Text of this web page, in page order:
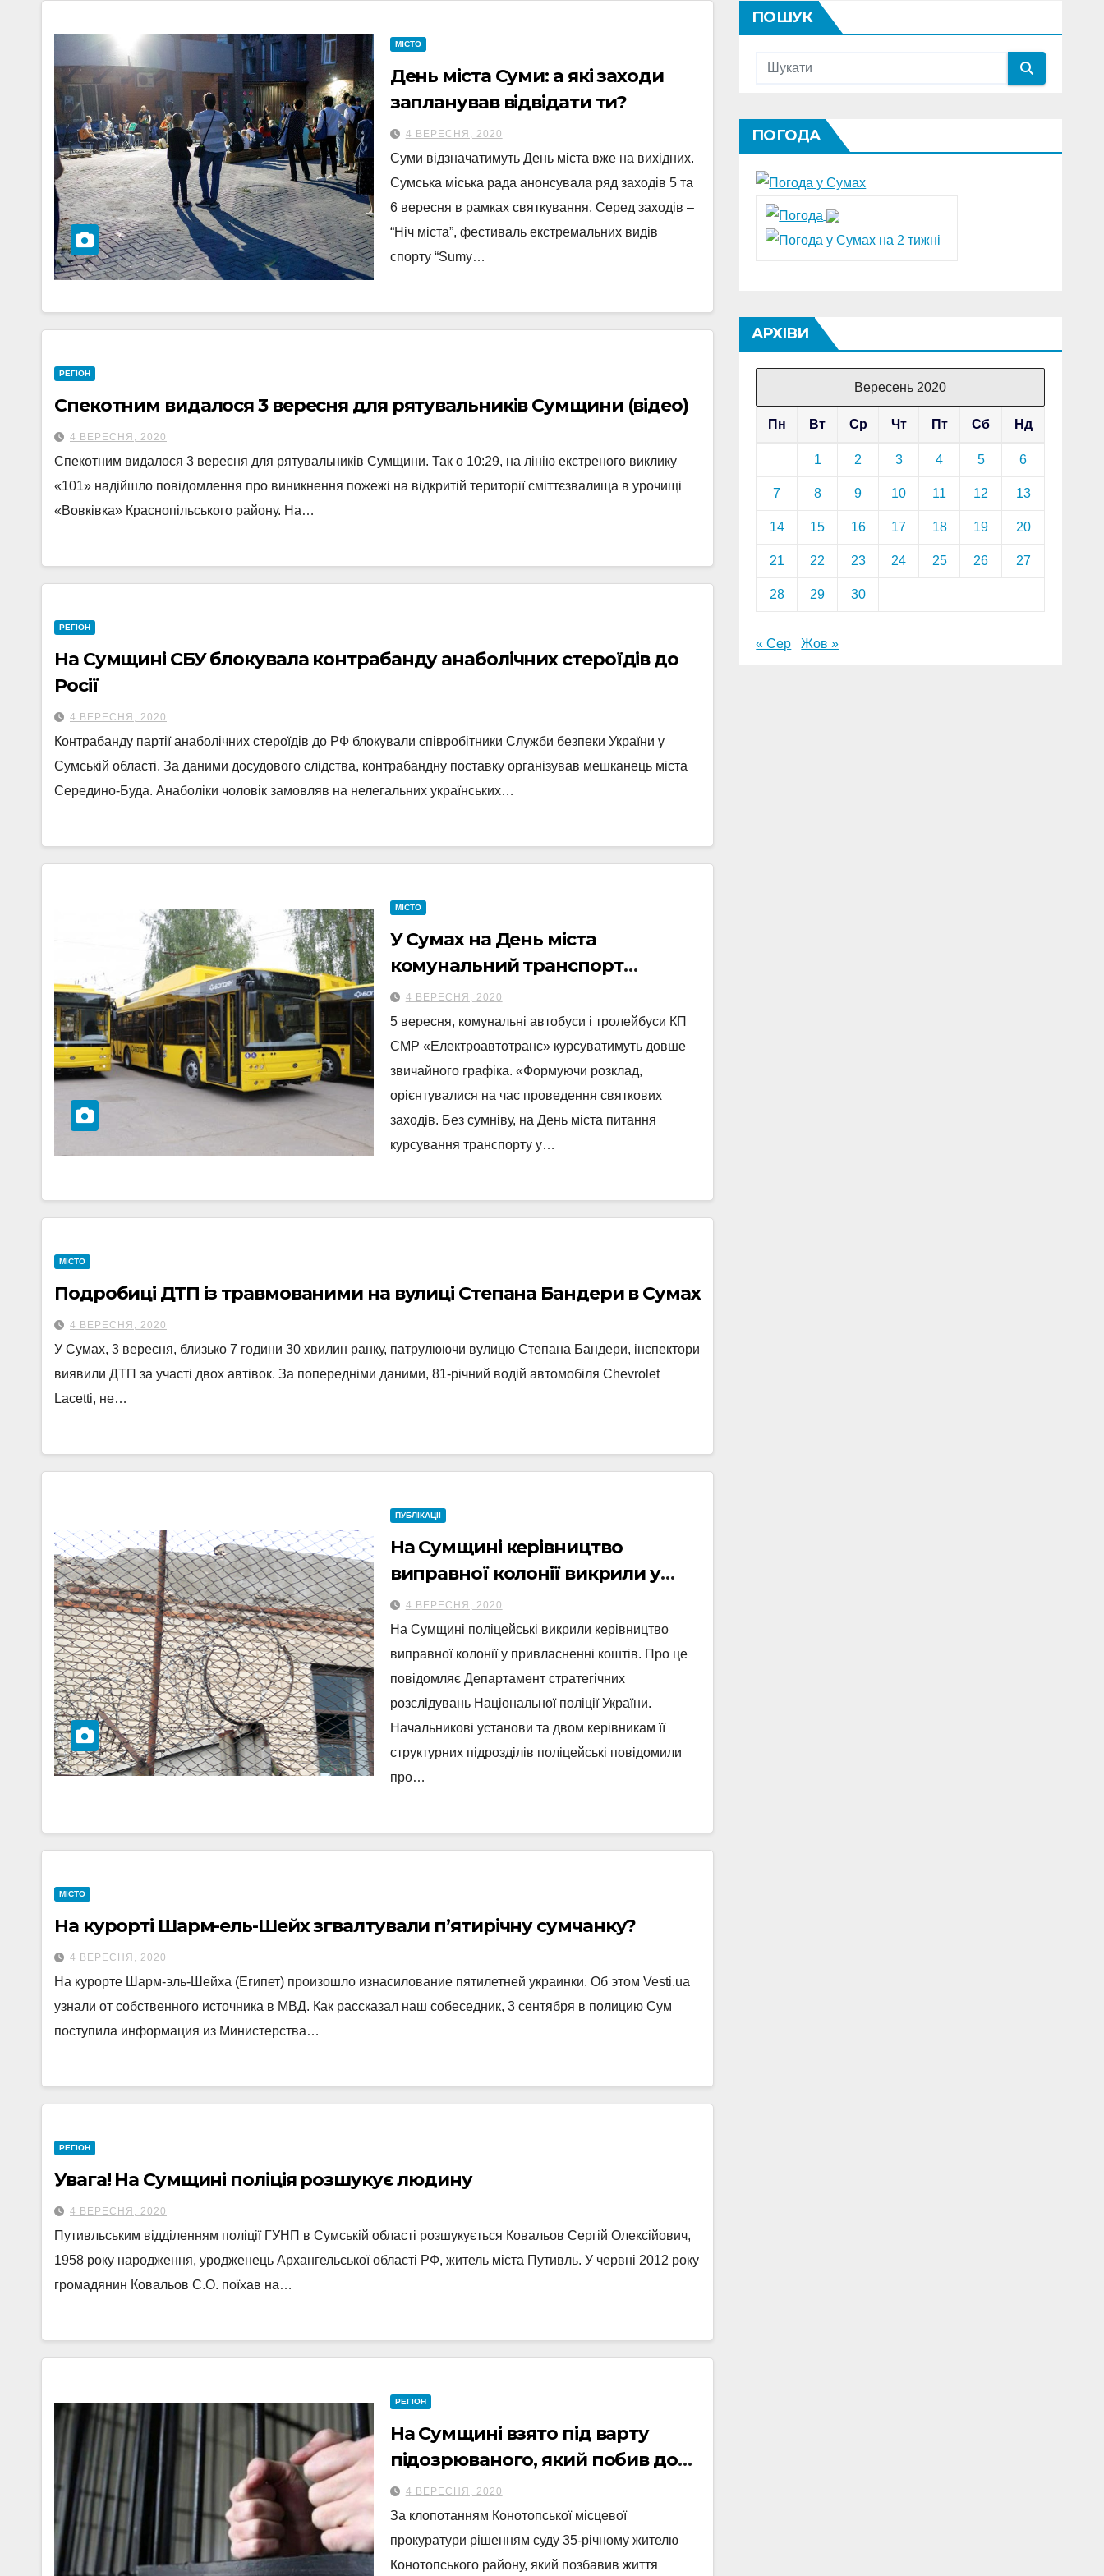
МІСТО
День міста Суми: а які заходи
запланував відвідати ти?
4 ВЕРЕСНЯ, 2020
Суми відзначатимуть День міста вже на вихідних.
Сумська міська рада анонсувала ряд заходів 5 та
6 вересня в рамках святкування. Серед заходів –
“Ніч міста”, фестиваль екстремальних видів
спорту “Sumy…
РЕГІОН
Спекотним видалося 3 вересня для рятувальників Сумщини (відео)
4 ВЕРЕСНЯ, 2020
Спекотним видалося 3 вересня для рятувальників Сумщини. Так о 10:29, на лінію екстреного виклику
«101» надійшло повідомлення про виникнення пожежі на відкритій території сміттєзвалища в урочищі
«Вовківка» Краснопільського району. На…
РЕГІОН
На Сумщині СБУ блокувала контрабанду анаболічних стероїдів до
Росії
4 ВЕРЕСНЯ, 2020
Контрабанду партії анаболічних стероїдів до РФ блокували співробітники Служби безпеки України у
Сумській області. За даними досудового слідства, контрабандну поставку організував мешканець міста
Середино-Буда. Анаболіки чоловік замовляв на нелегальних українських…
МІСТО
У Сумах на День міста
комунальний транспорт
курсуватиме довше
4 ВЕРЕСНЯ, 2020
5 вересня, комунальні автобуси і тролейбуси КП
СМР «Електроавтотранс» курсуватимуть довше
звичайного графіка. «Формуючи розклад,
орієнтувалися на час проведення святкових
заходів. Без сумніву, на День міста питання
курсування транспорту у…
МІСТО
Подробиці ДТП із травмованими на вулиці Степана Бандери в Сумах
4 ВЕРЕСНЯ, 2020
У Сумах, 3 вересня, близько 7 години 30 хвилин ранку, патрулюючи вулицю Степана Бандери, інспектори
виявили ДТП за участі двох автівок. За попередніми даними, 81-річний водій автомобіля Chevrolet
Lacetti, не…
ПУБЛІКАЦІЇ
На Сумщині керівництво
виправної колонії викрили у
привласненні коштів
4 ВЕРЕСНЯ, 2020
На Сумщині поліцейські викрили керівництво
виправної колонії у привласненні коштів. Про це
повідомляє Департамент стратегічних
розслідувань Національної поліції України.
Начальникові установи та двом керівникам її
структурних підрозділів поліцейські повідомили
про…
МІСТО
На курорті Шарм-ель-Шейх згвалтували п’ятирічну сумчанку?
4 ВЕРЕСНЯ, 2020
На курорте Шарм-эль-Шейха (Египет) произошло изнасилование пятилетней украинки. Об этом Vesti.ua
узнали от собственного источника в МВД. Как рассказал наш собеседник, 3 сентября в полицию Сум
поступила информация из Министерства…
РЕГІОН
Увага! На Сумщині поліція розшукує людину
4 ВЕРЕСНЯ, 2020
Путивльським відділенням поліції ГУНП в Сумській області розшукується Ковальов Сергій Олексійович,
1958 року народження, уродженець Архангельської області РФ, житель міста Путивль. У червні 2012 року
громадянин Ковальов С.О. поїхав на…
РЕГІОН
На Сумщині взято під варту
підозрюваного, який побив до
смерті малознайомого чоловіка
4 ВЕРЕСНЯ, 2020
За клопотанням Конотопської місцевої
прокуратури рішенням суду 35-річному жителю
Конотопського району, який позбавив життя
ПОШУК
ПОГОДА
АРХІВИ
Вересень 2020
Пн Вт Ср Чт Пт Сб Нд
1 2 3 4 5 6
7 8 9 10 11 12 13
14 15 16 17 18 19 20
21 22 23 24 25 26 27
28 29 30
« Сер Жов »